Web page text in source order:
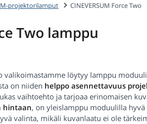
projektorilamput CINEVERSUM Force Two
Two lamppu
valikoimastamme löytyy lamppu
on niiden helppo asennettavuus
vaihtoehto ja tarjoaa erinomaisen
hintaan, on yleislamppu moduulilla
valinta, mikäli kuvanlaatu ei ole